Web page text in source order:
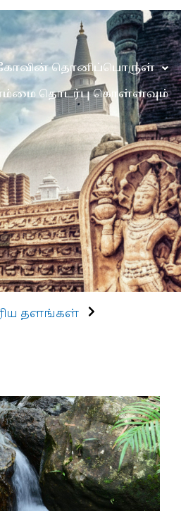
தொனிப்பொருள்
தொடர்பு கொள்ளவும்
தளங்கள்